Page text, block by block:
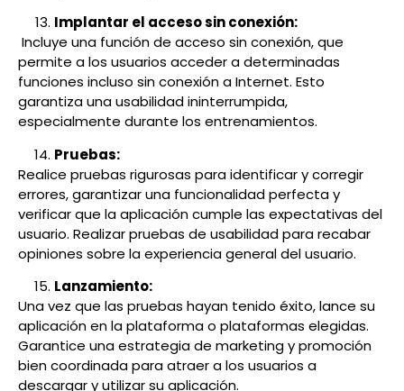
Implantar el acceso sin conexión:
Incluye una función de acceso sin conexión, que
permite a los usuarios acceder a determinadas
funciones incluso sin conexión a Internet. Esto
garantiza una usabilidad ininterrumpida,
especialmente durante los entrenamientos.
Pruebas:
Realice pruebas rigurosas para identificar y corregir
errores, garantizar una funcionalidad perfecta y
verificar que la aplicación cumple las expectativas del
usuario. Realizar pruebas de usabilidad para recabar
opiniones sobre la experiencia general del usuario.
Lanzamiento:
Una vez que las pruebas hayan tenido éxito, lance su
aplicación en la plataforma o plataformas elegidas.
Garantice una estrategia de marketing y promoción
bien coordinada para atraer a los usuarios a
descargar y utilizar su aplicación.